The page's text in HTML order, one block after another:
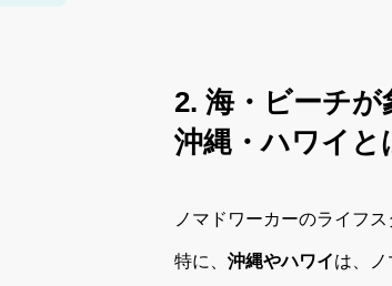
2. 海・ビーチが
沖縄・ハワイと
ノマドワーカーのライフ
特に、 沖縄やハワイは、